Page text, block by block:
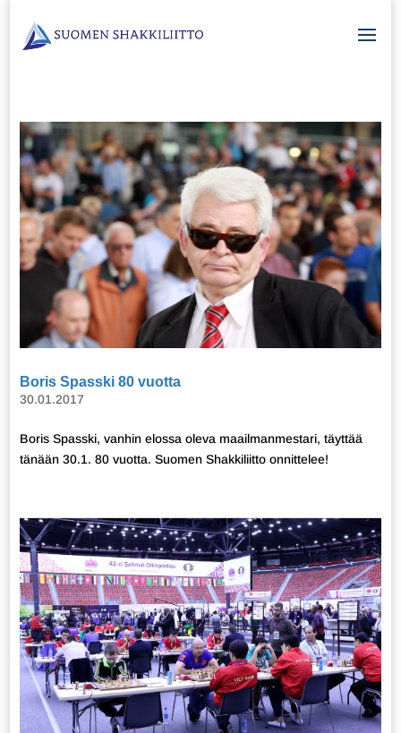
Boris Spasski 80 vuotta
30.01.2017
Boris Spasski, vanhin elossa oleva maailmanmestari, täyttää
tänään 30.1. 80 vuotta. Suomen Shakkiliitto onnittelee!